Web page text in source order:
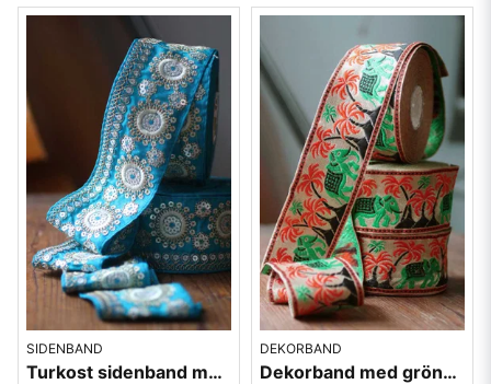
SIDENBAND
Turkost sidenband med silverbroderi 6,5cm
DEKORBAND
Dekorband med gröna elefanter - 6 cm